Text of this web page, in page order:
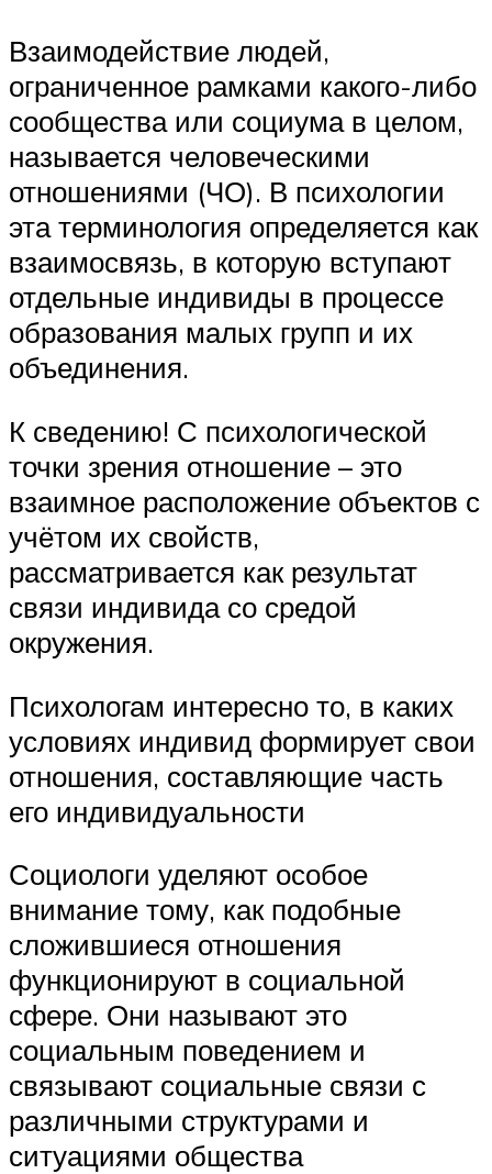
Взаимодействие людей,
ограниченное рамками какого-либо
сообщества или социума в целом,
называется человеческими
отношениями (ЧО). В психологии
эта терминология определяется как
взаимосвязь, в которую вступают
отдельные индивиды в процессе
образования малых групп и их
объединения.
К сведению! С психологической
точки зрения отношение – это
взаимное расположение объектов с
учётом их свойств,
рассматривается как результат
связи индивида со средой
окружения.
Психологам интересно то, в каких
условиях индивид формирует свои
отношения, составляющие часть
его индивидуальности
Социологи уделяют особое
внимание тому, как подобные
сложившиеся отношения
функционируют в социальной
сфере. Они называют это
социальным поведением и
связывают социальные связи с
различными структурами и
ситуациями общества